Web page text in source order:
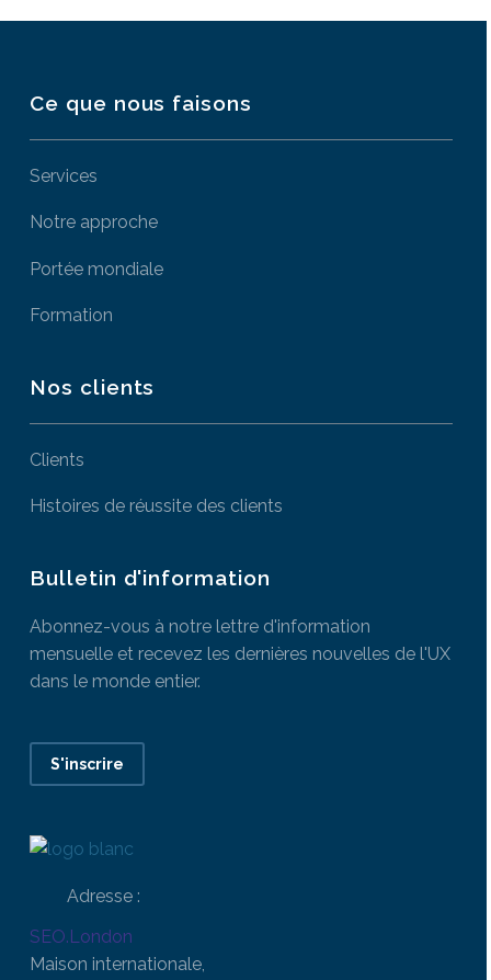
Ce que nous faisons
Services
Notre approche
Portée mondiale
Formation
Nos clients
Clients
Histoires de réussite des clients
Bulletin d'information
Abonnez-vous à notre lettre d'information
mensuelle et recevez les dernières nouvelles de l'UX
dans le monde entier.
S'inscrire
Adresse :
SEO.London
Maison internationale,